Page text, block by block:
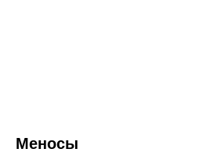
Меносы